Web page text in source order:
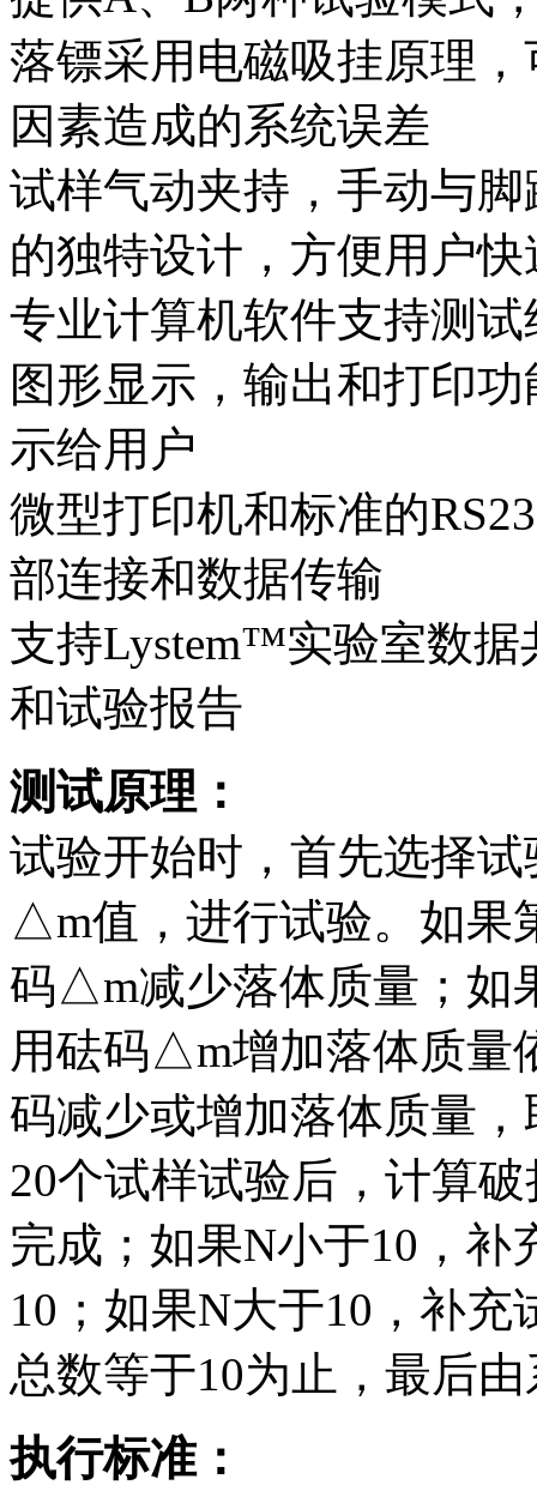
落镖采用电磁吸挂原理
因素造成的系统误差
试样气动夹持，手动与
的独特设计，方便用户
专业计算机软件支持测
图形显示，输出和打印
示给用户
微型打印机和标准的
部连接和数据传输
支持Lystem™实验室数
和试验报告
测试原理：
试验开始时，首先选择
△m值，进行试验。如果
码△m减少落体质量；如
用砝码△m增加落体质量
码减少或增加落体质量
20个试样试验后，计算
完成；如果N小于10，
10；如果N大于10，补
总数等于10为止，最后
执行标准：